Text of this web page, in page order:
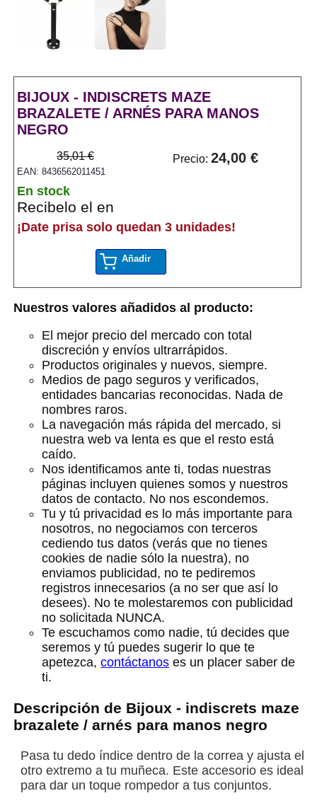
BIJOUX - INDISCRETS MAZE
BRAZALETE / ARNÉS PARA MANOS
NEGRO
Precio:24,00 €
35,01 €
EAN: 8436562011451
En stock
Recibelo el en
¡Date prisa solo quedan 3 unidades!
Añadir
Nuestros valores añadidos al producto:
El mejor precio del mercado con total
discreción y envíos ultrarrápidos.
Productos originales y nuevos, siempre.
Medios de pago seguros y verificados,
entidades bancarias reconocidas. Nada de
nombres raros.
La navegación más rápida del mercado, si
nuestra web va lenta es que el resto está
caído.
Nos identificamos ante ti, todas nuestras
páginas incluyen quienes somos y nuestros
datos de contacto. No nos escondemos.
Tu y tú privacidad es lo más importante para
nosotros, no negociamos con terceros
cediendo tus datos (verás que no tienes
cookies de nadie sólo la nuestra), no
enviamos publicidad, no te pediremos
registros innecesarios (a no ser que así lo
desees). No te molestaremos con publicidad
no solicitada NUNCA.
Te escuchamos como nadie, tú decides que
seremos y tú puedes sugerir lo que te
apetezca,contáctanos es un placer saber de
ti.
Descripción de Bijoux - indiscrets maze
brazalete / arnés para manos negro
Pasa tu dedo índice dentro de la correa y ajusta el
otro extremo a tu muñeca. Este accesorio es ideal
para dar un toque rompedor a tus conjuntos.